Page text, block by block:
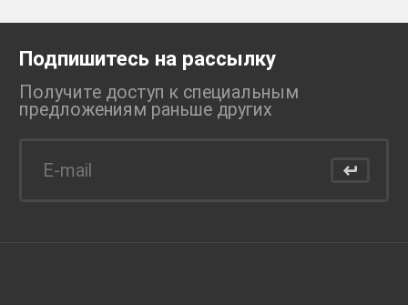
Подпишитесь на рассылку
Получите доступ к специальным
предложениям раньше других